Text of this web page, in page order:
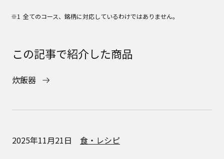
全てのコース、銘柄に対応しているわけではありません。
この記事で紹介した商品
炊飯器
2025年11月21日 食・レシピ